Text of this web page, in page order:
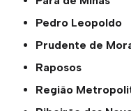
Pedro Leopoldo
Prudente de
Raposos
Região